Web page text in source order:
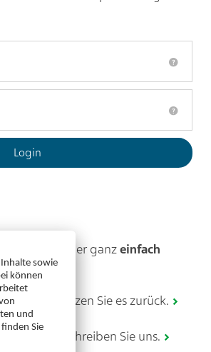
Hier ganzeinfach
? Setzen Sie es zurück.
Login? Schreiben Sie uns.